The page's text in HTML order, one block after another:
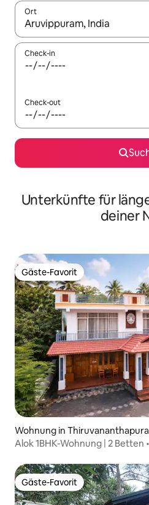
Ort
Wenn Ergebnisse verfügbar
Check-in
Check-out
Unterkünfte für
deiner
Gäste-Favorit
Gäste-Favorit
Wohnung in
Alok 1BHK-Wohnung | 2 Betten
Gäste-Favorit
Gäste-Favorit